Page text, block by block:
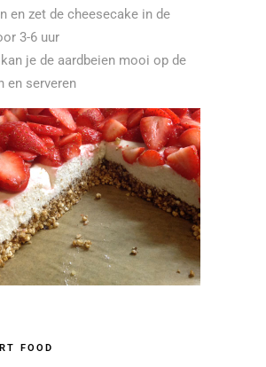
en zet de cheesecake in de
3-6 uur
je de aardbeien mooi op de
en serveren
FOOD